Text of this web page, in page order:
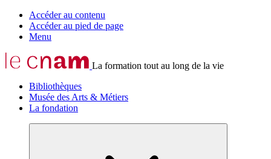
Accéder au contenu
Accéder au pied de page
Menu
La formation tout au long de la vie
Bibliothèques
Musée des Arts & Métiers
La fondation